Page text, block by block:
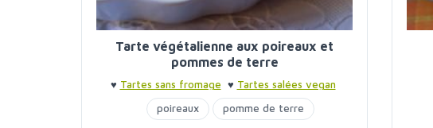
Tarte végétalienne aux poireaux et
pommes de terre
♥ Tartes sans fromage ♥ Tartes salées vegan
poireaux
pomme de terre